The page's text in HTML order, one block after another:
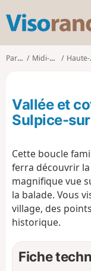
Parcours Midi-Pyrénées Haute-Garonne
Vallée et
Sulpice-
Cette boucle
ferra découvrir la
magnifique vue
la balade. Vous
village, des
historique.
Fiche